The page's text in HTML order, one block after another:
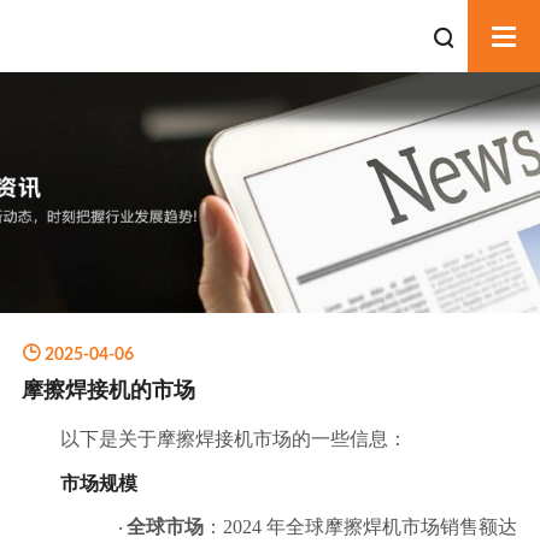
公司介绍
摩擦焊机
金属焊接设备
焊接设备
2025-04-06
摩擦焊接机的市场
以下是关于摩擦焊接机市场的一些信息：
市场规模
· 全球市场： 2024 年全球摩擦焊机市场销售额达